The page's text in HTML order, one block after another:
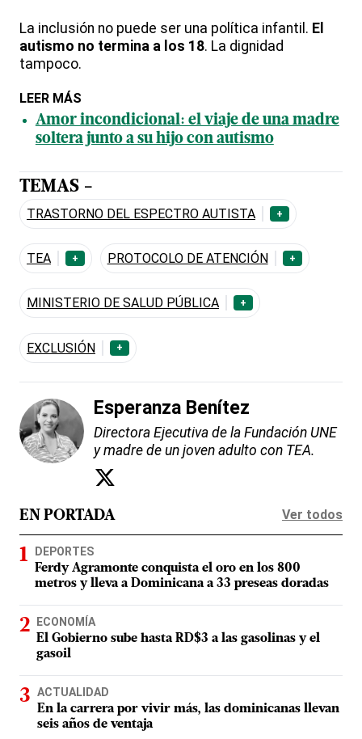
La inclusión no puede ser una política infantil. El
autismo no termina a los 18. La dignidad
tampoco.
LEER MÁS
Amor incondicional: el viaje de una madre
soltera junto a su hijo con autismo
TEMAS -
TRASTORNO DEL ESPECTRO AUTISTA +
TEA + PROTOCOLO DE ATENCIÓN +
MINISTERIO DE SALUD PÚBLICA +
EXCLUSIÓN +
Esperanza Benítez
Directora Ejecutiva de la Fundación UNE
y madre de un joven adulto con TEA.
EN PORTADA Ver todos
DEPORTES
Ferdy Agramonte conquista el oro en los 800
metros y lleva a Dominicana a 33 preseas doradas
ECONOMÍA
El Gobierno sube hasta RD$3 a las gasolinas y el
gasoil
ACTUALIDAD
En la carrera por vivir más, las dominicanas llevan
seis años de ventaja